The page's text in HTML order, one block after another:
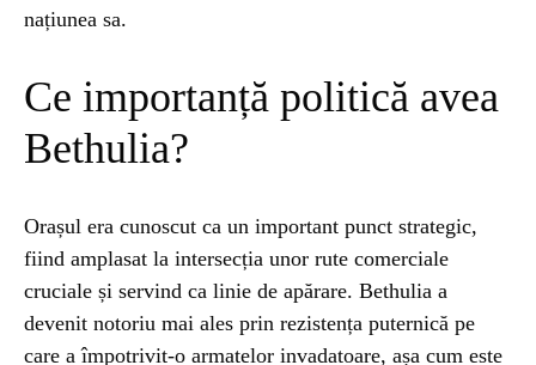
națiunea sa.
Ce importanță politică avea
Bethulia?
Orașul era cunoscut ca un important punct strategic,
fiind amplasat la intersecția unor rute comerciale
cruciale și servind ca linie de apărare. Bethulia a
devenit notoriu mai ales prin rezistența puternică pe
care a împotrivit-o armatelor invadatoare, așa cum este
Seriale turcesti:Top 5 cele mai bune seriale
Espressor paduri Senseo blocat?Afla cum îl
poti debloca
ȘTIINȚA 1 year ago
Ai simțit vreodată deja-vu? Află de ce se